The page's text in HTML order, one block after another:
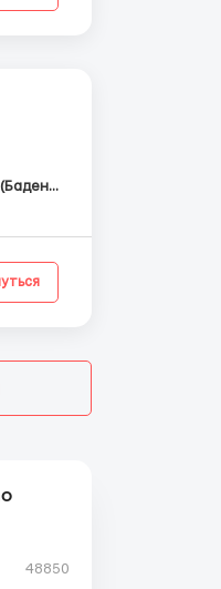
Германия (Баден-Вюртемберг)
48850